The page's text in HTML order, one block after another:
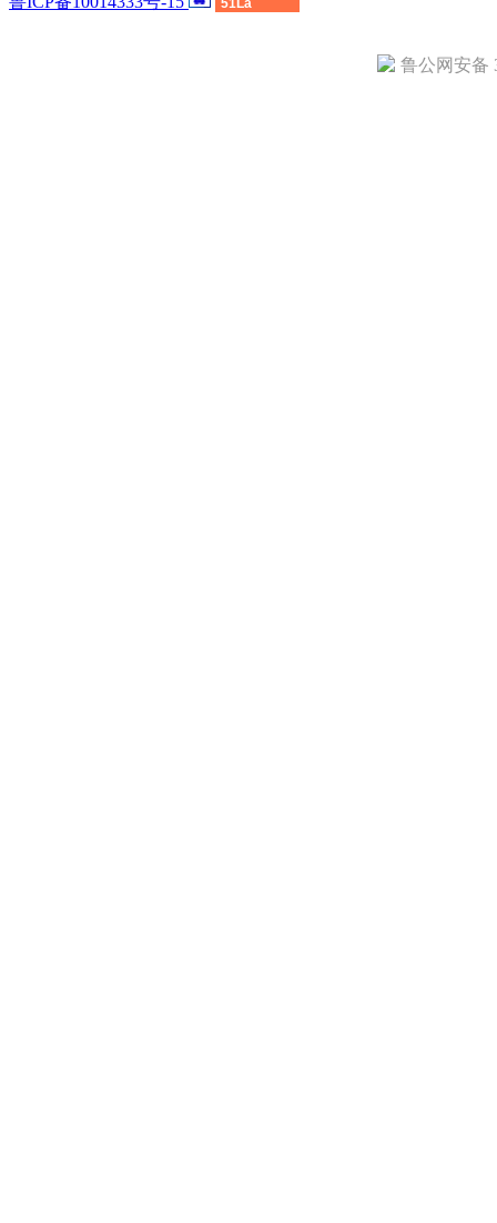
51La
鲁公网安备